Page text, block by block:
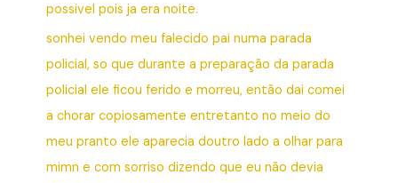
possivel pois ja era noite.
sonhei vendo meu falecido pai numa parada
policial, so que durante a preparação da parada
policial ele ficou ferido e morreu, então dai comei
a chorar copiosamente entretanto no meio do
meu pranto ele aparecia doutro lado a olhar para
mimn e com sorriso dizendo que eu não devia